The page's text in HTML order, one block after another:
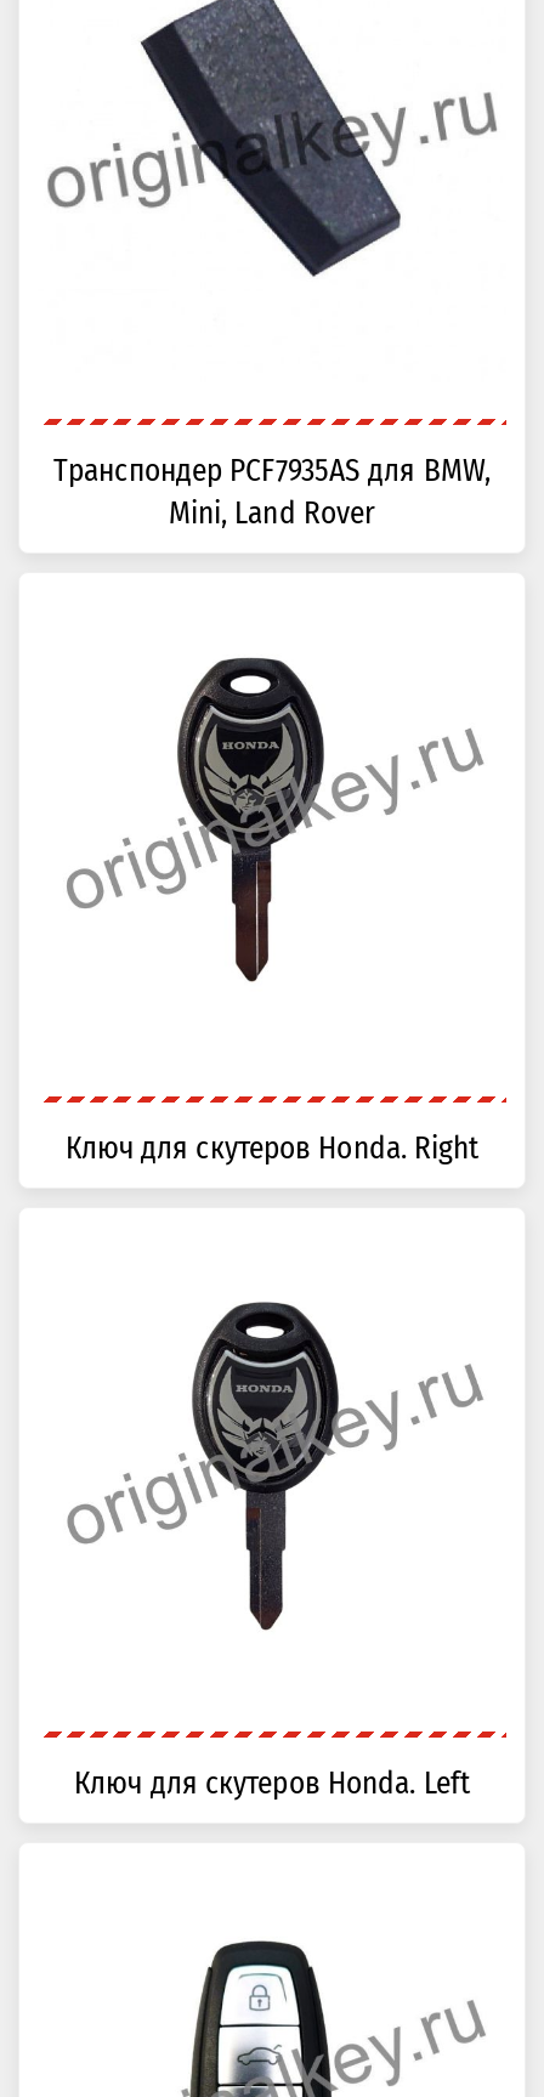
Транспондер PCF7935AS для BMW,
Mini, Land Rover
Ключ для скутеров Honda. Right
Ключ для скутеров Honda. Left